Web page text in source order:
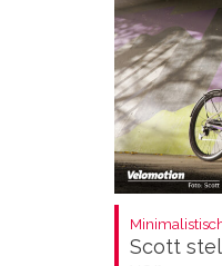
Scott